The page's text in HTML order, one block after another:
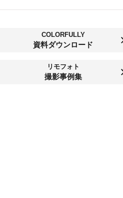
COLORFULLY
資料ダウンロード
リモフォト
撮影事例集